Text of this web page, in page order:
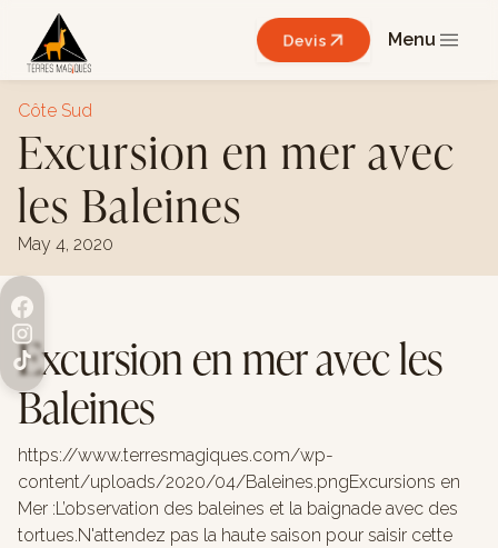
Devis Menu
Côte Sud
Excursion en mer avec
les Baleines
May 4, 2020
Excursion en mer avec les
Baleines
https://www.terresmagiques.com/wp-
content/uploads/2020/04/Baleines.pngExcursions en
Mer :L’observation des baleines et la baignade avec des
tortues.N'attendez pas la haute saison pour saisir cette